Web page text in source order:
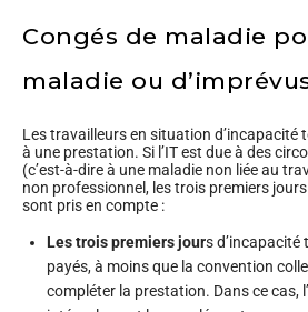
Congés de maladie
maladie ou
Les travailleurs en situation d’incapacité
à une prestation. Si l’IT est due à des
(c’est-à-dire à une maladie non liée au
non professionnel, les trois premiers
sont pris en compte :
Les trois premiers jours
payés, à moins que la convention
compléter la prestation. Dans ce cas,